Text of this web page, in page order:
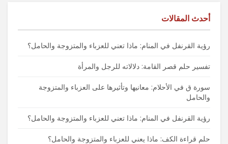
أحدث المقالات
رؤية القرنفل في المنام: ماذا تعني للعزباء والمتزوجة والحامل؟
تفسير حلم قصر القامة: دلالاته للرجل والمرأة
سورة ق في الأحلام: معانيها وتأثيرها على العزباء والمتزوجة
والحامل
رؤية القرنفل في المنام: ماذا تعني للعزباء والمتزوجة والحامل؟
حلم قراءة الكف: ماذا يعني للعزباء والمتزوجة والحامل؟